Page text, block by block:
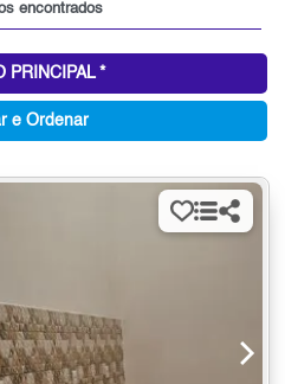
encontrados
PRINCIPAL *
e Ordenar